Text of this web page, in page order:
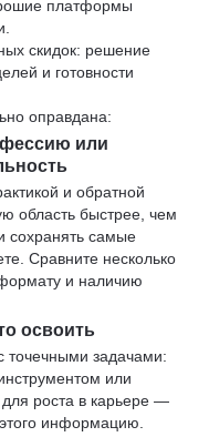
платформы
скидок: решение
и готовности
оправдана:
или
и обратной
область быстрее, чем
сохранять самые
Сравните несколько
и наличию
освоить
точечными задачами:
или
для роста в карьере —
информацию.